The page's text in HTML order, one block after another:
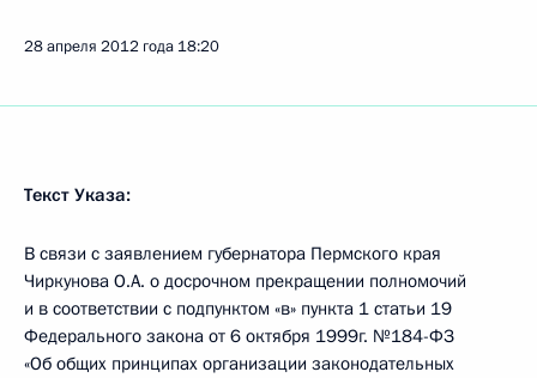
28 апреля 2012 года 18:20
Текст Указа:
В связи с заявлением губернатора Пермского края
Чиркунова О.А. о досрочном прекращении полномочий
и в соответствии с подпунктом «в» пункта 1 статьи 19
Федерального закона от 6 октября 1999г. №184-ФЗ
«Об общих принципах организации законодательных